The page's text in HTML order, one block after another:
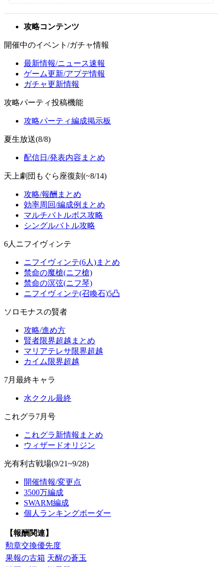
攻略コンテンツ
開催中のイベント/ガチャ情報
最新情報/ニュース速報
ゲーム更新/アプデ情報
ガチャ更新情報
攻略パーティ投稿機能
攻略パーティ編成掲示板
夏生放送(8/8)
配信日/発表内容まとめ
天上劇団もぐら座復刻(~8/14)
攻略/報酬まとめ
効率周回/編成例まとめ
マルチバトルボス攻略
シングルバトル攻略
6人ニフイヴィンテ
ニフイヴィンテ(6人)まとめ
禁命の魔槍(ニフ槍)
禁命の溟弦(ニフ琴)
ニフイヴィンテ(召喚石)5凸
ソロモナスの賢者
攻略/進め方
賢者限界超越まとめ
マリアテレサ限界超越
カイム限界超越
7月最終キャラ
水ククル最終
これグラ7月号
これグラ新情報まとめ
ウィザードオリジン
光有利古戦場(9/21~9/28)
開催情報/変更点
3500万編成
SWARM編成
個人ランキングボーダー
【報酬関連】
勲章交換優先度
果報の古箱 天醒の蒼玉